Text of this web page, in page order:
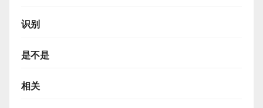
识别
是不是
相关